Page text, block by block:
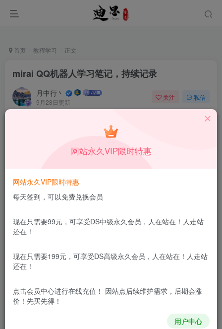
首页 教程学习 正文
mirai QQ机器人学习笔记，持续记录
月中行丶
9月28日更新
关注 私信
本站所有内容来自互联网收集，仅供学习和交流，请勿用于商业
用途。如有侵权、不妥之处，请第一时间联系我们删除！
php://stdin、php://stdout 和 php://stderr 允许直接访问
的文件描述符，所以如果你打开 php://stdin 并在之后关
了它， 仅是关闭了复制品，真正被引用的 STDIN 并不
网站永久VIP限时特惠
网站永久VIP限时特惠
每天签到，可以免费兑换会员
现在只需要99元，可享受DS中级永久会员，人在站在！人走站
还在！
现在只需要199元，可享受DS高级永久会员，人在站在！人走站
还在！
点击会员中心进行在线充值！ 因站点后续维护需求，后期会涨
价！先买先得！
用户中心